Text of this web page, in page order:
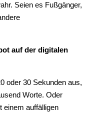
Seien es Fußgänger,
auf der digitalen
oder 30 Sekunden aus,
Worte. Oder
einem auffälligen